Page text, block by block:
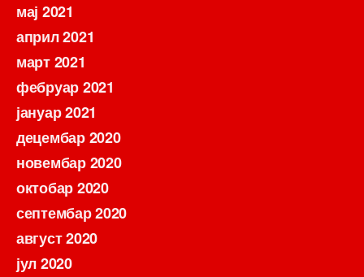
мај 2021
април 2021
март 2021
фебруар 2021
јануар 2021
децембар 2020
новембар 2020
октобар 2020
септембар 2020
август 2020
јул 2020